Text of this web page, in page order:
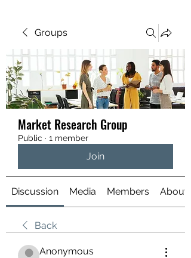
Groups
Market Research Group
Public · 1 member
Join
Discussion Media Members About
Back
Anonymous